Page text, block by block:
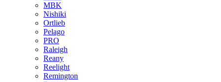
MBK
Nishiki
Ortlieb
Pelago
PRO
Raleigh
Reany
Reelight
Remington